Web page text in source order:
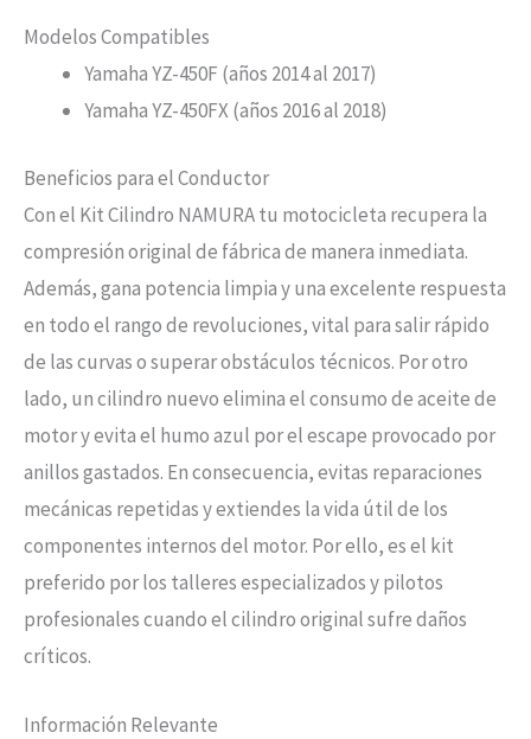
Modelos Compatibles
Yamaha YZ-450F (años 2014 al 2017)
Yamaha YZ-450FX (años 2016 al 2018)
Beneficios para el Conductor
Con el Kit Cilindro NAMURA tu motocicleta recupera la
compresión original de fábrica de manera inmediata.
Además, gana potencia limpia y una excelente respuesta
en todo el rango de revoluciones, vital para salir rápido
de las curvas o superar obstáculos técnicos. Por otro
lado, un cilindro nuevo elimina el consumo de aceite de
motor y evita el humo azul por el escape provocado por
anillos gastados. En consecuencia, evitas reparaciones
mecánicas repetidas y extiendes la vida útil de los
componentes internos del motor. Por ello, es el kit
preferido por los talleres especializados y pilotos
profesionales cuando el cilindro original sufre daños
críticos.
Información Relevante